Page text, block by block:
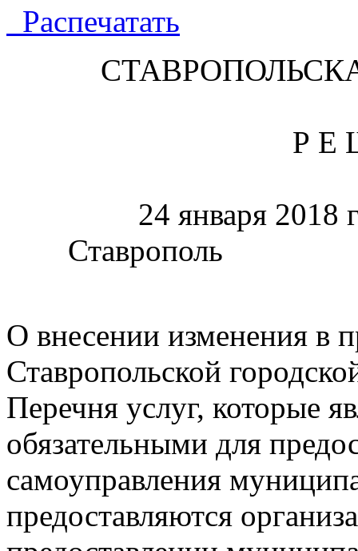
Распечатать
Р Е
24
О внесении изменения в
Ставропольской
Перечня услуг, которые
обязательными для
самоуправления
предоставляются